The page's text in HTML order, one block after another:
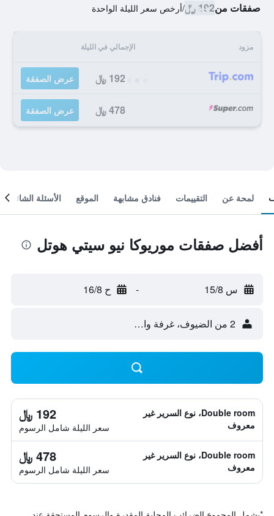
صفقات من192 ﷼ /أرخص سعر الليلة الواحدة
مزود الإجمالي في الليلة
192 ﷼ عرض الصفقة
478 ﷼ عرض الصفقة
لمحة عن التقييمات فنادق مشابهة الموقع الأسئلة الشائعة
أفضل صفقات موريوكا نيو سيتي هوتل
س 15/8 - ح 16/8
2 من الضيوف، غرفة واحدة
Double room، نوع السرير غير
معروف
192 ﷼
سعر الليلة شامل الرسوم
Double room، نوع السرير غير
معروف
478 ﷼
سعر الليلة شامل الرسوم